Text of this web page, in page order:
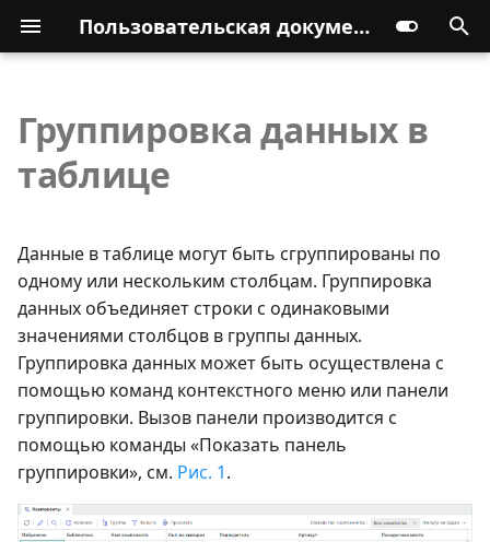
Пользовательская документация
Группировка данных в
таблице
Данные в таблице могут быть сгруппированы по
одному или нескольким столбцам. Группировка
данных объединяет строки с одинаковыми
значениями столбцов в группы данных.
Группировка данных может быть осуществлена с
помощью команд контекстного меню или панели
группировки. Вызов панели производится с
помощью команды «Показать панель
группировки», см. Рис. 1.